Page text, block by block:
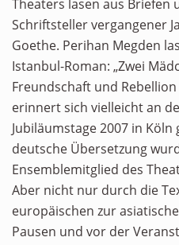
Theaters lasen aus
Schriftsteller vergangener
Goethe. Perihan Megden
Istanbul-Roman: „Zwei
Freundschaft und
erinnert sich vielleicht an
Jubiläumstage 2007 in Köln
deutsche Übersetzung
Ensemblemitglied des
Aber nicht nur durch die
europäischen zur
Pausen und vor der